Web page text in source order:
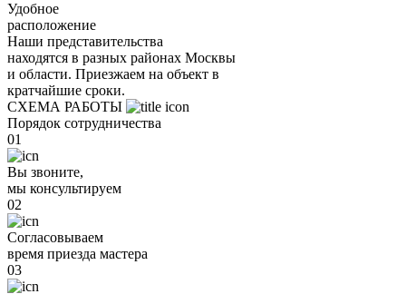
Удобное
расположение
Наши представительства
находятся в разных районах Москвы
и области. Приезжаем на объект в
кратчайшие сроки.
СХЕМА РАБОТЫ
Порядок сотрудничества
01
Вы звоните,
мы консультируем
02
Согласовываем
время приезда мастера
03